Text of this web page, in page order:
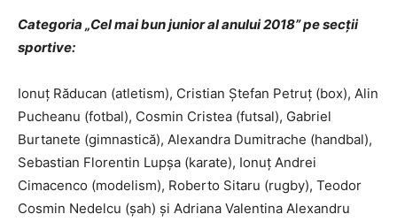
Categoria „Cel mai bun junior al anului 2018” pe secții
sportive:
Ionuț Răducan (atletism), Cristian Ștefan Petruț (box), Alin
Pucheanu (fotbal), Cosmin Cristea (futsal), Gabriel
Burtanete (gimnastică), Alexandra Dumitrache (handbal),
Sebastian Florentin Lupșa (karate), Ionuț Andrei
Cimacenco (modelism), Roberto Sitaru (rugby), Teodor
Cosmin Nedelcu (șah) și Adriana Valentina Alexandru